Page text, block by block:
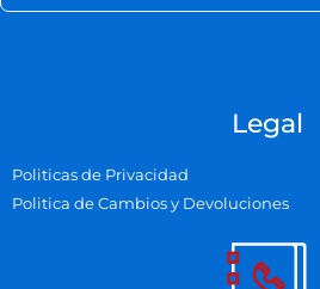
Legal
Politicas de Privacidad
Politica de Cambios y Devoluciones